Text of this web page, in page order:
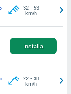
32- 53
km/h
Installa
22- 38
km/h